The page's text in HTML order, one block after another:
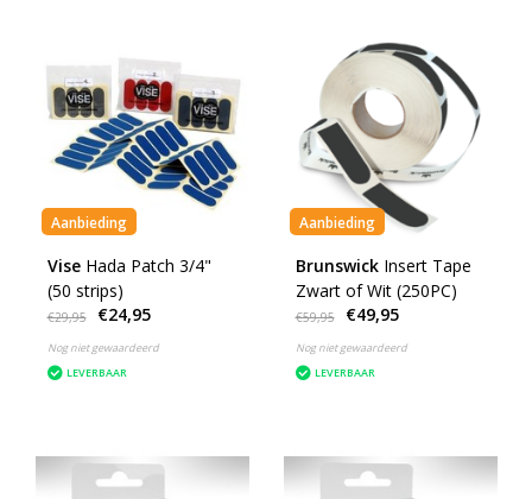
Aanbieding
Vise Hada Patch 3/4"
(50 strips)
€29,95 €24,95
Nog niet gewaardeerd
LEVERBAAR
Aanbieding
Brunswick Insert Tape
Zwart of Wit (250PC)
€59,95 €49,95
Nog niet gewaardeerd
LEVERBAAR